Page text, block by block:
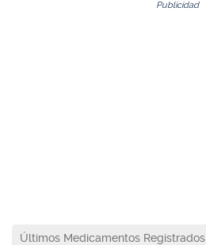
Publicidad
Últimos Medicamentos Registrados